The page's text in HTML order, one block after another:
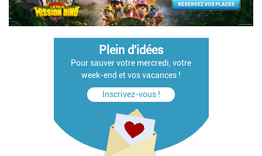
Plein d'idées
Pour sauver votre mercredi, votre
week-end et vos vacances !
Inscrivez-vous !